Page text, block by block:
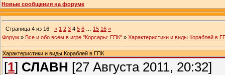
Новые сообщения на форуме
Страница 4 из 16 « 1 2 3 4 5 6 15 16 »
Форум » Все и обо всем в игре "Корсары: ГПК" » Характеристики и виды Кораблей в
Характеристики и виды Кораблей в ГПК
[1] СЛАВН [27 Августа 2011, 20:32]